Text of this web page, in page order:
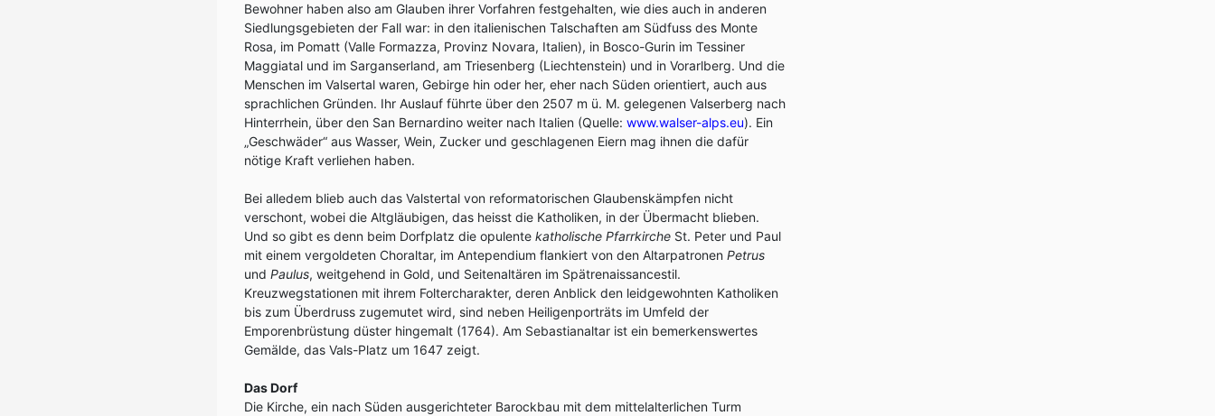
Bewohner haben also am Glauben ihrer Vorfahren festgehalten, wie dies auch in anderen
Siedlungsgebieten der Fall war: in den italienischen Talschaften am Südfuss des Monte
Rosa, im Pomatt (Valle Formazza, Provinz Novara, Italien), in Bosco-Gurin im Tessiner
Maggiatal und im Sarganserland, am Triesenberg (Liechtenstein) und in Vorarlberg. Und die
Menschen im Valsertal waren, Gebirge hin oder her, eher nach Süden orientiert, auch aus
sprachlichen Gründen. Ihr Auslauf führte über den 2507 m ü. M. gelegenen Valserberg nach
Hinterrhein, über den San Bernardino weiter nach Italien (Quelle: www.walser-alps.eu). Ein
„Geschwäder“ aus Wasser, Wein, Zucker und geschlagenen Eiern mag ihnen die dafür
nötige Kraft verliehen haben.
Bei alledem blieb auch das Valstertal von reformatorischen Glaubenskämpfen nicht
verschont, wobei die Altgläubigen, das heisst die Katholiken, in der Übermacht blieben.
Und so gibt es denn beim Dorfplatz die opulente katholische Pfarrkirche St. Peter und Paul
mit einem vergoldeten Choraltar, im Antependium flankiert von den Altarpatronen Petrus
und Paulus, weitgehend in Gold, und Seitenaltären im Spätrenaissancestil.
Kreuzwegstationen mit ihrem Foltercharakter, deren Anblick den leidgewohnten Katholiken
bis zum Überdruss zugemutet wird, sind neben Heiligenporträts im Umfeld der
Emporenbrüstung düster hingemalt (1764). Am Sebastianaltar ist ein bemerkenswertes
Gemälde, das Vals-Platz um 1647 zeigt.
Das Dorf
Die Kirche, ein nach Süden ausgerichteter Barockbau mit dem mittelalterlichen Turm